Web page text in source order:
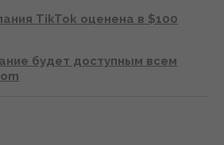
TikTok оценена в $100
будет доступным всем